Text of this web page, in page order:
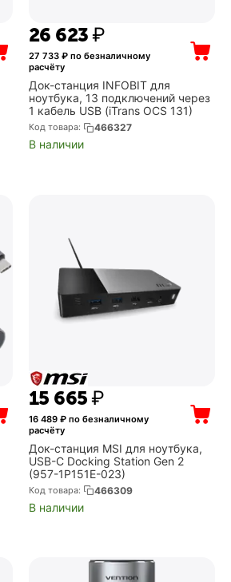
26 623₽
27 733₽ по безналичному
расчёту
Док-станция INFOBIT для
ноутбука, 13 подключений через
1 кабель USB (iTrans OCS 131)
Код товара: 466327
В наличии
15 665₽
16 489₽ по безналичному
расчёту
Док-станция MSI для ноутбука,
USB-C Docking Station Gen 2
(957-1P151E-023)
Код товара: 466309
В наличии